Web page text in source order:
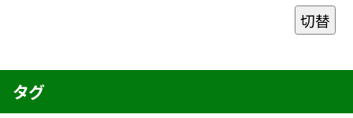
切替
タグ